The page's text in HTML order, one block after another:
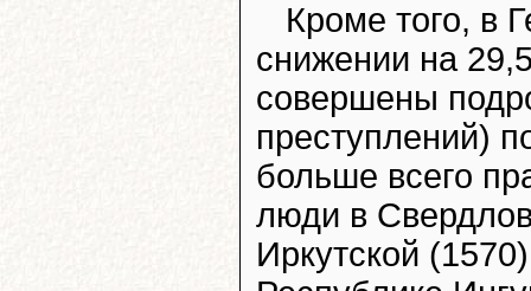
Кроме того, в
снижении на
совершены
преступлений)
больше всего
люди в
Иркутской